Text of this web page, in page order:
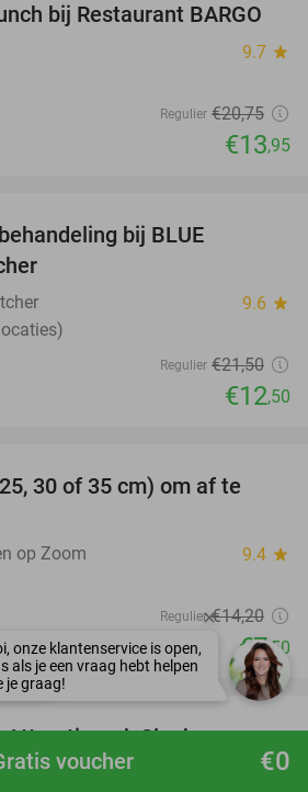
€0
voucher
33%
bij Restaurant BARGO
9.7 star
Regulier €20,75
€13,95
bij BLUE
9.6 star
Regulier €21,50
€12,50
30 of 35 cm) om af te
op Zoom 9.4 star
Regulier €14,20
€7,50
41%
favorite_border
Slagharen +
close